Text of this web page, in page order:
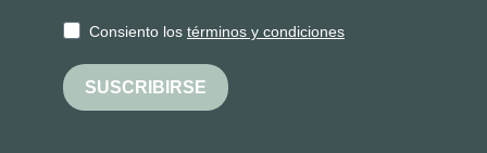
Consiento los términos y condiciones
SUSCRIBIRSE